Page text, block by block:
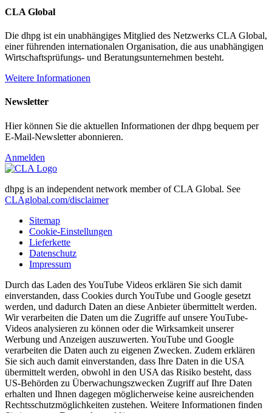
CLA Global
Die dhpg ist ein unabhängiges Mitglied des Netzwerks CLA Global,
einer führenden internationalen Organisation, die aus unabhängigen
Wirtschaftsprüfungs- und Beratungsunternehmen besteht.
Weitere Informationen
Newsletter
Hier können Sie die aktuellen Informationen der dhpg bequem per
E-Mail-Newsletter abonnieren.
Anmelden
dhpg is an independent network member of CLA Global. See
CLAglobal.com/disclaimer
Sitemap
Cookie-Einstellungen
Lieferkette
Datenschutz
Impressum
Durch das Laden des YouTube Videos erklären Sie sich damit
einverstanden, dass Cookies durch YouTube und Google gesetzt
werden, und dadurch Daten an diese Anbieter übermittelt werden.
Wir verarbeiten die Daten um die Zugriffe auf unsere YouTube-
Videos analysieren zu können oder die Wirksamkeit unserer
Werbung und Anzeigen auszuwerten. YouTube und Google
verarbeiten die Daten auch zu eigenen Zwecken. Zudem erklären
Sie sich auch damit einverstanden, dass Ihre Daten in die USA
übermittelt werden, obwohl in den USA das Risiko besteht, dass
US-Behörden zu Überwachungszwecken Zugriff auf Ihre Daten
erhalten und Ihnen dagegen möglicherweise keine ausreichenden
Rechtsschutzmöglichkeiten zustehen. Weitere Informationen finden